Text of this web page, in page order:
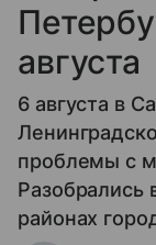
августа
6 августа в
проблемы с
Разобрались
районах